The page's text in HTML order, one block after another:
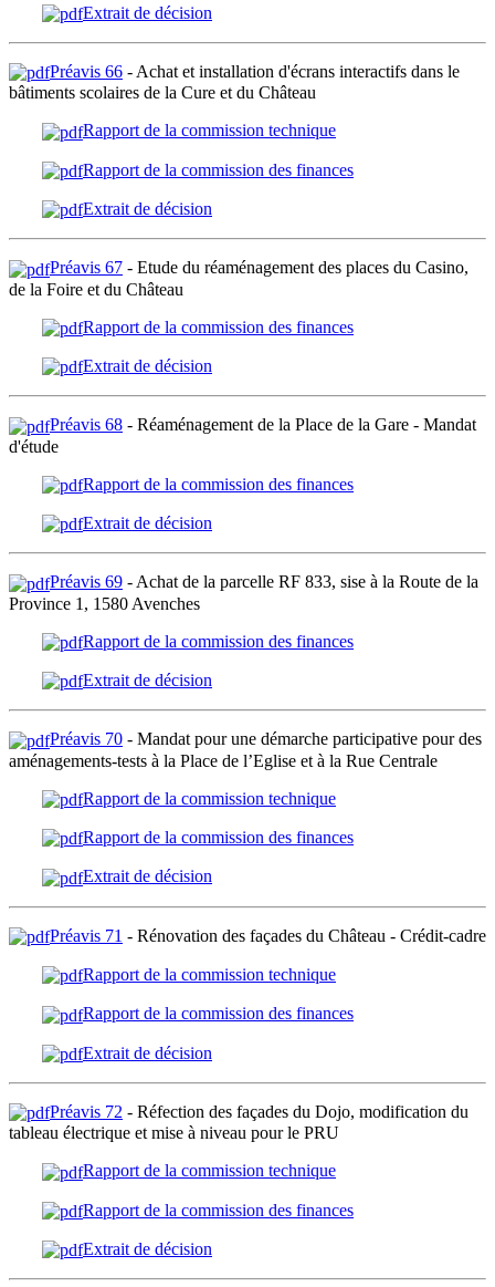
Extrait de décision
Préavis 66 - Achat et installation d'écrans interactifs dans le
bâtiments scolaires de la Cure et du Château
Rapport de la commission technique
Rapport de la commission des finances
Extrait de décision
Préavis 67 - Etude du réaménagement des places du Casino,
de la Foire et du Château
Rapport de la commission des finances
Extrait de décision
Préavis 68 - Réaménagement de la Place de la Gare - Mandat
d'étude
Rapport de la commission des finances
Extrait de décision
Préavis 69 - Achat de la parcelle RF 833, sise à la Route de la
Province 1, 1580 Avenches
Rapport de la commission des finances
Extrait de décision
Préavis 70 - Mandat pour une démarche participative pour des
aménagements-tests à la Place de l’Eglise et à la Rue Centrale
Rapport de la commission technique
Rapport de la commission des finances
Extrait de décision
Préavis 71 - Rénovation des façades du Château - Crédit-cadre
Rapport de la commission technique
Rapport de la commission des finances
Extrait de décision
Préavis 72 - Réfection des façades du Dojo, modification du
tableau électrique et mise à niveau pour le PRU
Rapport de la commission technique
Rapport de la commission des finances
Extrait de décision